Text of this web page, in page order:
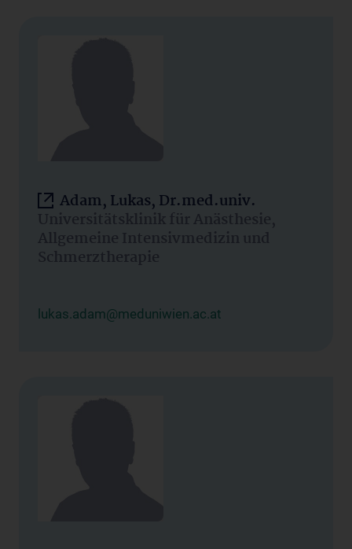
Adam, Lukas, Dr.med.univ.
Universitätsklinik für Anästhesie,
Allgemeine Intensivmedizin und
Schmerztherapie
lukas.adam@meduniwien.ac.at